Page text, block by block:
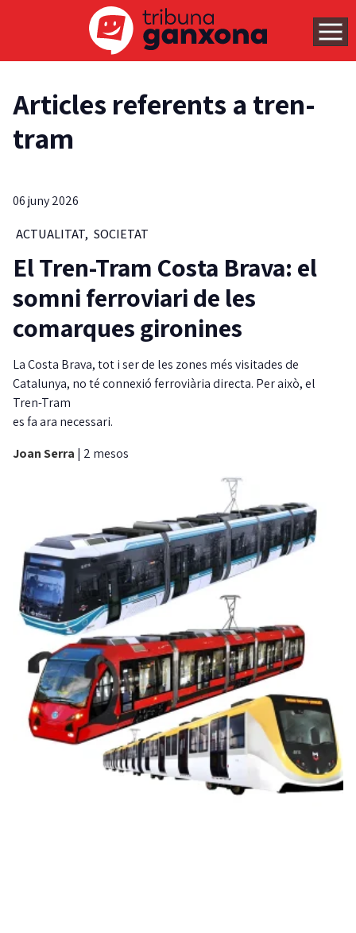
Articles referents a tren-
tram
06 juny 2026
ACTUALITAT, SOCIETAT
El Tren-Tram Costa Brava: el
somni ferroviari de les
comarques gironines
La Costa Brava, tot i ser de les zones més visitades de
Catalunya, no té connexió ferroviària directa. Per això, el
Tren-Tram
es fa ara necessari.
Joan Serra | 2 mesos